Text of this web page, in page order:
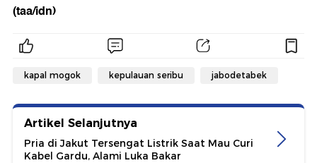
(taa/idn)
kapal mogok kepulauan seribu jabodetabek
Artikel Selanjutnya
Pria di Jakut Tersengat Listrik Saat Mau Curi
Kabel Gardu, Alami Luka Bakar